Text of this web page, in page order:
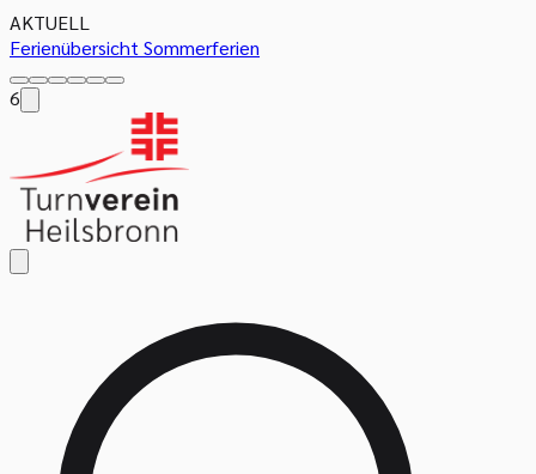
AKTUELL
Ferienübersicht Sommerferien
6